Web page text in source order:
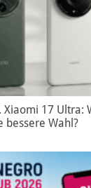
Xiaomi 17 Ultra:
bessere Wahl?